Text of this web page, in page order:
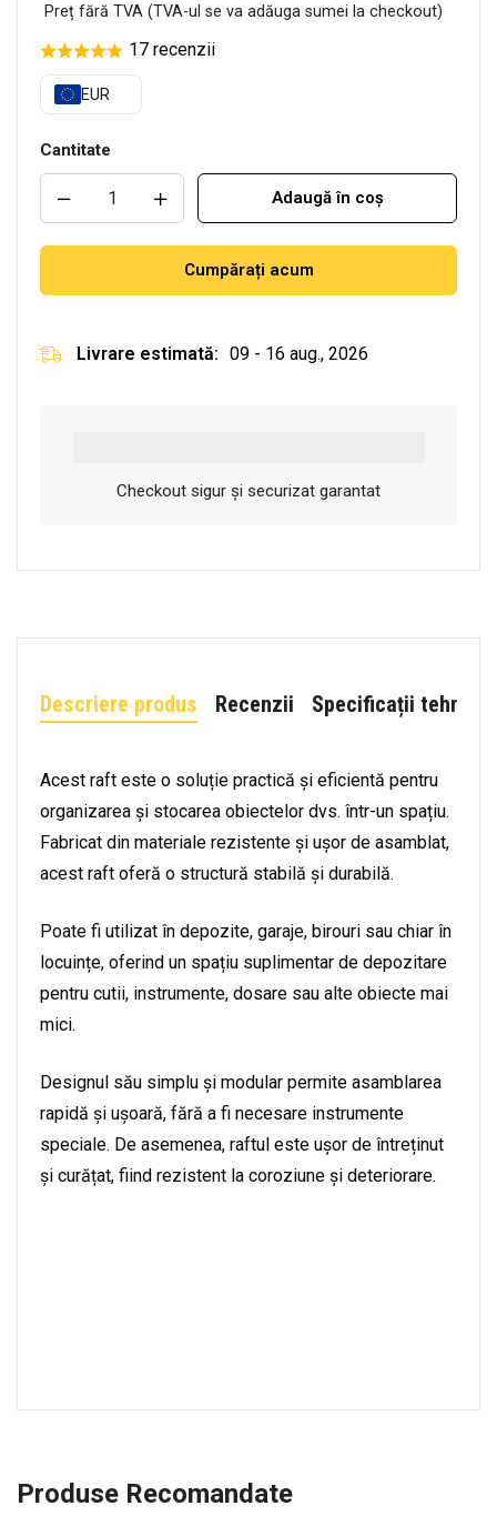
Preț fără TVA (TVA-ul se va adăuga sumei la checkout)
17 recenzii
EUR
Cantitate
Adaugă în coș
Cumpărați acum
Livrare estimată: 09 - 16 aug., 2026
Checkout sigur și securizat garantat
Descriere produs Recenzii Specificații tehnice
Acest raft este o soluție practică și eficientă pentru
organizarea și stocarea obiectelor dvs. într-un spațiu.
Fabricat din materiale rezistente și ușor de asamblat,
acest raft oferă o structură stabilă și durabilă.
Poate fi utilizat în depozite, garaje, birouri sau chiar în
locuințe, oferind un spațiu suplimentar de depozitare
pentru cutii, instrumente, dosare sau alte obiecte mai
mici.
Designul său simplu și modular permite asamblarea
rapidă și ușoară, fără a fi necesare instrumente
speciale. De asemenea, raftul este ușor de întreținut
și curățat, fiind rezistent la coroziune și deteriorare.
Produse Recomandate